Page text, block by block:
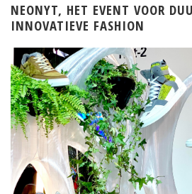
NEONYT, HET EVENT VOOR
INNOVATIEVE FASHION